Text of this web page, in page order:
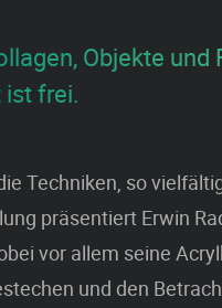
Objekte
ist frei.
Techniken, so
präsentiert Erwin
vor allem seine
und den